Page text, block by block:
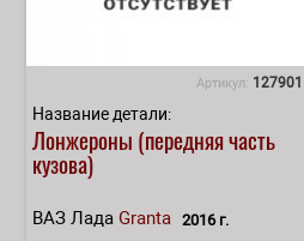
Артикул: 127901
Название детали:
Лонжероны (передняя часть
кузова)
ВАЗ Лада Granta 2016 г.